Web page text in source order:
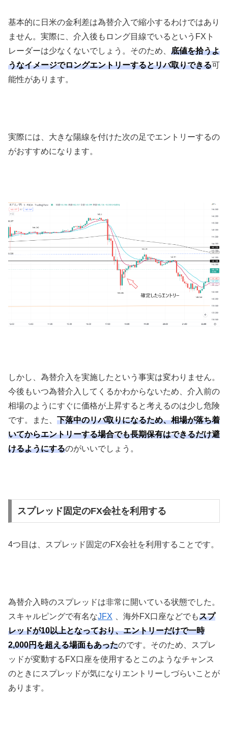
基本的に日米の金利差は為替介入で縮小するわけではあり
ません。実際に、介入後もロング目線でいるという FX ト
レーダーは少なくないでしょう。そのため、 底値を拾うよ
うなイメージでロングエントリーするとリバ取りできる可
能性があります。
実際には、大きな陽線を付けた次の足でエントリーするの
がおすすめになります。
しかし、為替介入を実施したという事実は変わりません。
今後もいつ為替介入してくるかわからないため、介入前の
相場のようにすぐに価格が上昇すると考えるのは少し危険
です。また、 下落中のリバ取りになるため、相場が落ち着
いてからエントリーする場合でも長期保有はできるだけ避
けるようにするのがいいでしょう。
スプレッド固定のFX会社を利用する
4つ目は、スプレッド固定のFX会社を利用することです。
為替介入時のスプレッドは非常に開いている状態でした。
スキャルピングで有名なJFX 、海外FX 口座などでもスプ
レッドが10以上となっており、エントリーだけで一時
2,000円を超える場面もあったのです。そのため、スプレ
ッドが変動する FX 口座を使用するとこのようなチャンス
のときにスプレッドが気になりエントリーしづらいことが
あります。